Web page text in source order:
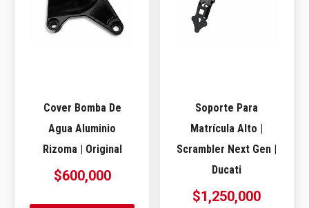
Cover Bomba De
Agua Aluminio
Rizoma | Original
$600,000
Soporte Para
Matrícula Alto |
Scrambler Next Gen |
Ducati
$1,250,000